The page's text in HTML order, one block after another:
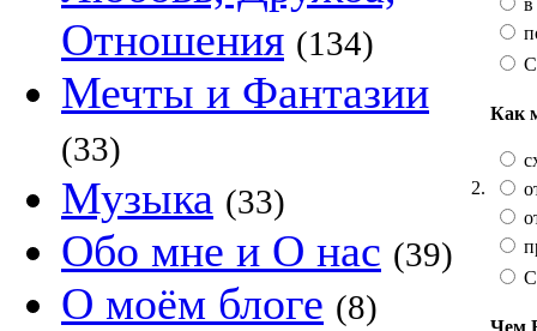
Отношения (134)
Мечты и Фантазии
(33)
Музыка (33)
Обо мне и О нас (39)
О моём блоге (8)
2.
Как
Чем